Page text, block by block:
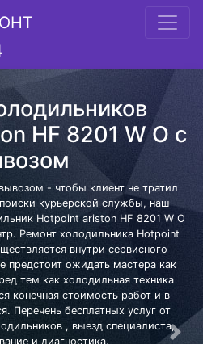
HF 8201 W O с
- чтобы клиент не тратил
курьерской службы, наш
Hotpoint ariston HF 8201 W O
Ремонт холодильника Hotpoint
внутри сервисного
предстоит ожидать мастера как
тем как холодильная техника
конечная стоимость работ и в
Перечень бесплатных услуг от
, выезд специалиста,
и диагностика.